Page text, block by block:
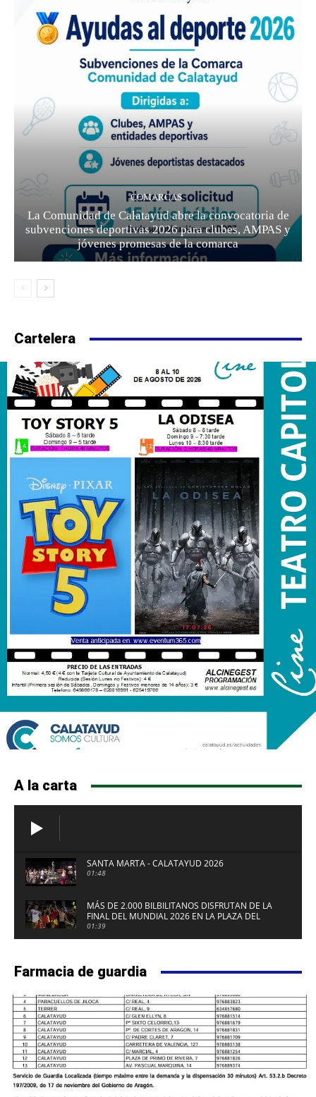
COMARCAS
La Comunidad de Calatayud abre la convocatoria de
subvenciones deportivas 2026 para clubes, AMPAS y
jóvenes promesas de la comarca
Cartelera
A la carta
SANTA MARTA - CALATAYUD 2026
01:48
MÁS DE 2.000 BILBILITANOS DISFRUTAN DE LA
FINAL DEL MUNDIAL 2026 EN LA PLAZA DEL
FUERTE DE CALATAYUD
01:39
Farmacia de guardia